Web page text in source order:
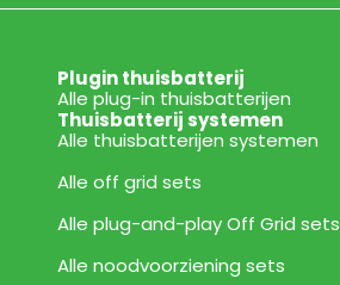
Plugin thuisbatterij
Alle plug-in thuisbatterijen
Thuisbatterij systemen
Alle thuisbatterijen systemen
Alle off grid sets
Alle plug-and-play Off Grid sets
Alle noodvoorziening sets